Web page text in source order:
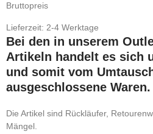
Bruttopreis
Lieferzeit: 2-4 Werktage
Bei den in unserem
Artikeln handelt es sich
und somit vom
ausgeschlossene Waren.
Die Artikel sind Rückläufer,
Mängel.